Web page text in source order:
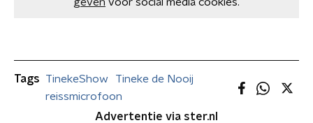
Tags TinekeShow
Tineke de Nooij
reissmicrofoon
Advertentie via ster.nl